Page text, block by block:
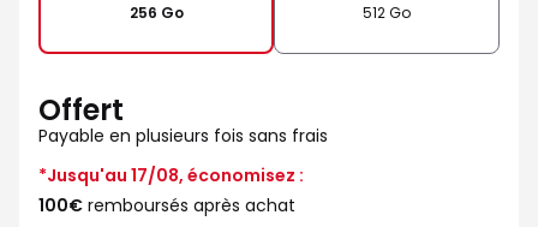
256 Go 512 Go
Offert
Payable en plusieurs fois sans frais
*Jusqu'au 17/08, économisez :
100€ remboursés après achat